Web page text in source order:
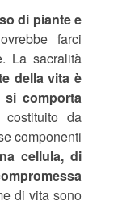
di piante e
farci
La sacralità
della vita è
si comporta
costituito da
componenti
cellula, di
di vita sono